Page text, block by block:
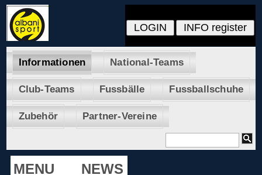
Informationen National-Teams
Club-Teams Fussbälle Fussballschuhe
Zubehör Partner-Vereine
MENU
NEWS